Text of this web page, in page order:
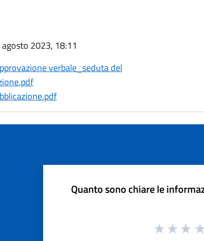
agosto 2023, 18:11
verbale_seduta del
Quanto sono chiare le